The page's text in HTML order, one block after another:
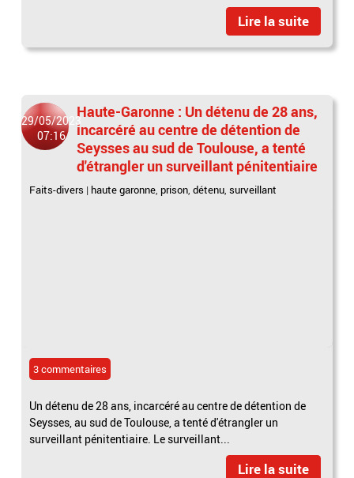
Lire la suite
29/05/2023
07:16
Haute-Garonne : Un détenu de 28 ans,
incarcéré au centre de détention de
Seysses au sud de Toulouse, a tenté
d'étrangler un surveillant pénitentiaire
Faits-divers | haute garonne, prison,détenu,surveillant
3 commentaires
Un détenu de 28 ans, incarcéré au centre de détention de
Seysses, au sud de Toulouse, a tenté d'étrangler un
surveillant pénitentiaire. Le surveillant...
Lire la suite